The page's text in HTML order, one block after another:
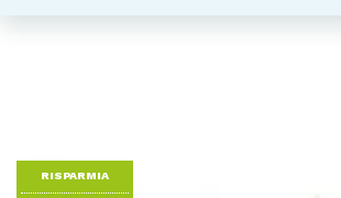
RISPARMIA